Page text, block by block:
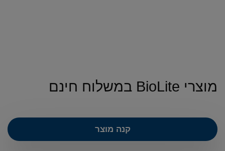
מוצרי BioLite במשלוח חינם
קנה מוצר